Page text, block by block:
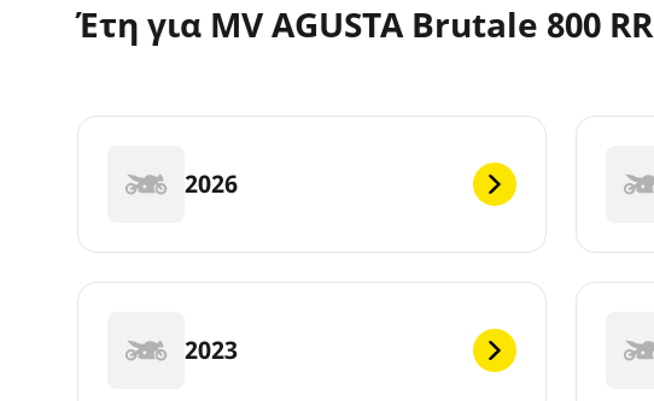
Έτη για MV AGUSTA Brutale 800 RR
2026
2023